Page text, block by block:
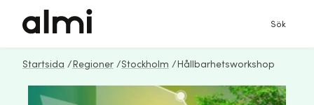
Sök
Startsida / Regioner /Stockholm / Hållbarhetsworkshop